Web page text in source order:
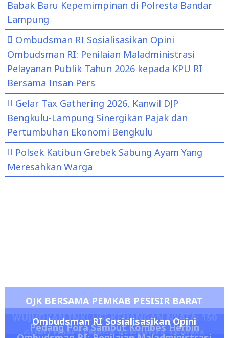
Babak Baru Kepemimpinan di Polresta Bandar
Lampung
Ombudsman RI Sosialisasikan Opini
Ombudsman RI: Penilaian Maladministrasi
Pelayanan Publik Tahun 2026 kepada KPU RI
Bersama Insan Pers
Gelar Tax Gathering 2026, Kanwil DJP
Bengkulu-Lampung Sinergikan Pajak dan
Pertumbuhan Ekonomi Bengkulu
Polsek Katibun Grebek Sabung Ayam Yang
Meresahkan Warga
OJK BERSAMA PEMKAB PESISIR BARAT
WUJUDKAN INKLUSI KEUANGAN NYATA: 150
GURU DAN TENAGA PENDIDIK TERIMA
Pedang Pora Sambut Kombes Herbin
Ombudsman RI Sosialisasikan Opini